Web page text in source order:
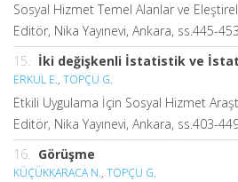
Sosyal Hizmet Temel Alanlar ve Eleştirel
Editör, Nika Yayınevi, Ankara, ss.445-
15. İki değişkenli İstatistik ve
ERKUL E., TOPÇU G.
Etkili Uygulama İçin Sosyal Hizmet
Editör, Nika Yayınevi, Ankara, ss.403-
16. Görüşme
KÜÇÜKKARACA N., TOPÇU G.